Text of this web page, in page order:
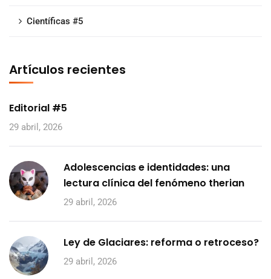
Científicas #5
Artículos recientes
Editorial #5
29 abril, 2026
Adolescencias e identidades: una
lectura clínica del fenómeno therian
29 abril, 2026
Ley de Glaciares: reforma o retroceso?
29 abril, 2026